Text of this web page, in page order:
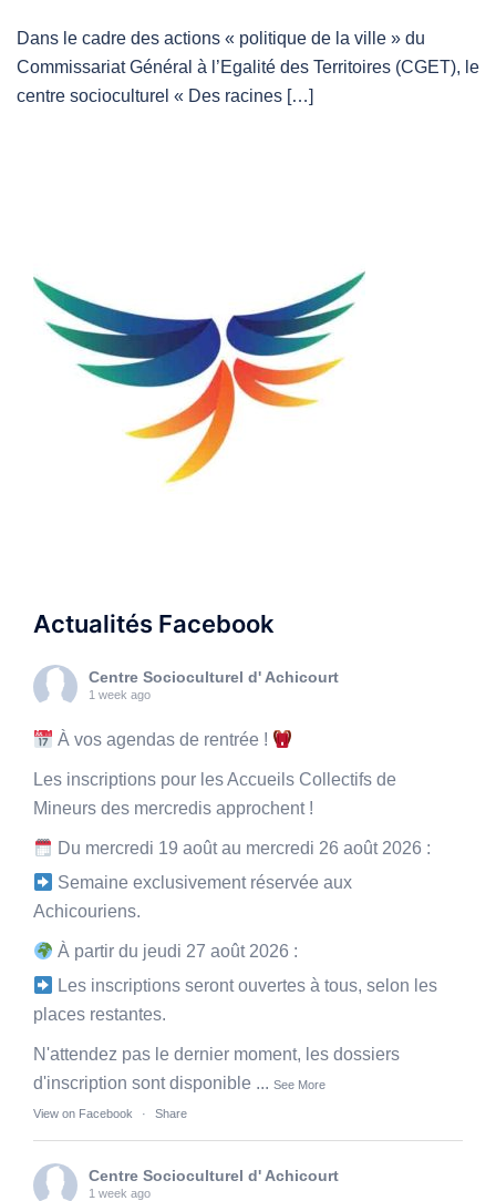
Dans le cadre des actions « politique de la ville » du
Commissariat Général à l’Egalité des Territoires (CGET), le
centre socioculturel « Des racines […]
Actualités Facebook
Centre Socioculturel d' Achicourt
1 week ago
À vos agendas de rentrée !
Les inscriptions pour les Accueils Collectifs de
Mineurs des mercredis approchent !
Du mercredi 19 août au mercredi 26 août 2026 :
Semaine exclusivement réservée aux
Achicouriens.
À partir du jeudi 27 août 2026 :
Les inscriptions seront ouvertes à tous, selon les
places restantes.
N'attendez pas le dernier moment, les dossiers
d'inscription sont disponible ... See More
View on Facebook · Share
Centre Socioculturel d' Achicourt
1 week ago